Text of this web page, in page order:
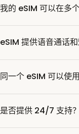
我的 eSIM 可以在多
eSIM 提供语音通话
同一个 eSIM 可以使
是否提供 24/7 支持？